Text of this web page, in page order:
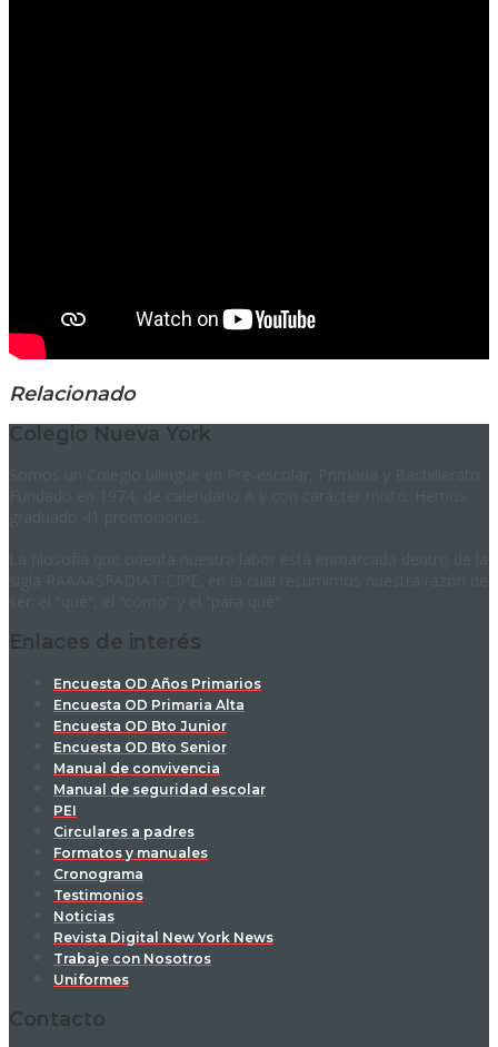
Relacionado
Colegio Nueva York
Enlaces de interés
Encuesta OD Años Primarios
Encuesta OD Primaria Alta
Encuesta OD Bto Junior
Encuesta OD Bto Senior
Manual de convivencia
Manual de seguridad escolar
PEI
Circulares a padres
Formatos y manuales
Cronograma
Testimonios
Noticias
Revista Digital New York News
Trabaje con Nosotros
Uniformes
Contacto